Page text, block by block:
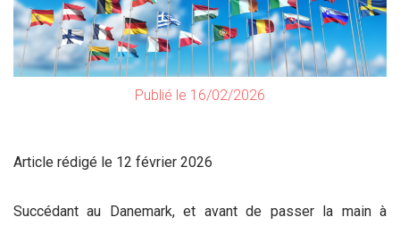
Publié le 16/02/2026
Article rédigé le 12 février 2026
Succédant au Danemark, et avant de passer la main à